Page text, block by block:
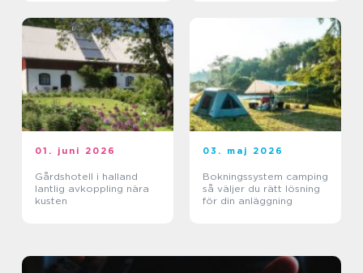
01. juni 2026
Gårdshotell i halland
lantlig avkoppling nära
kusten
03. maj 2026
Bokningssystem camping
så väljer du rätt lösning
för din anläggning